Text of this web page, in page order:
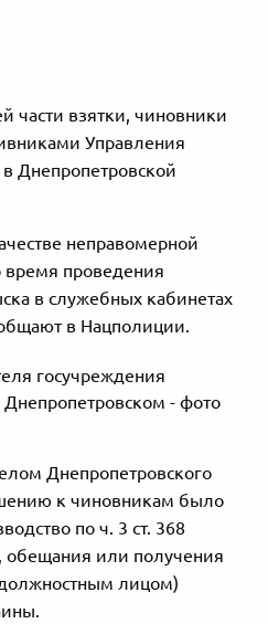
части взятки, чиновники
Управления
Днепропетровской
неправомерной
проведения
в служебных кабинетах
в Нацполиции.
Днепропетровского
к чиновникам было
по ч. 3 ст. 368
или получения
лицом)